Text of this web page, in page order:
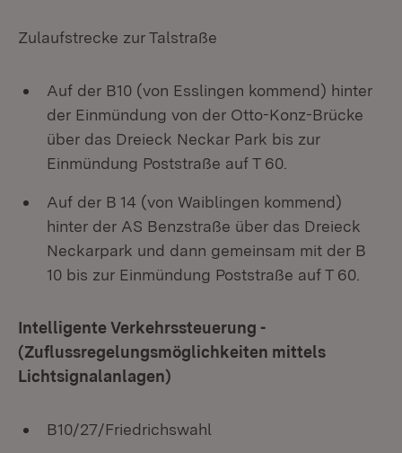
Zulaufstrecke zur Talstraße
Auf der B10 (von Esslingen kommend) hinter
der Einmündung von der Otto-Konz-Brücke
über das Dreieck Neckar Park bis zur
Einmündung Poststraße auf T 60.
Auf der B 14 (von Waiblingen kommend)
hinter der AS Benzstraße über das Dreieck
Neckarpark und dann gemeinsam mit der B
10 bis zur Einmündung Poststraße auf T 60.
Intelligente Verkehrssteuerung -
(Zuflussregelungsmöglichkeiten mittels
Lichtsignalanlagen)
B10/27/Friedrichswahl